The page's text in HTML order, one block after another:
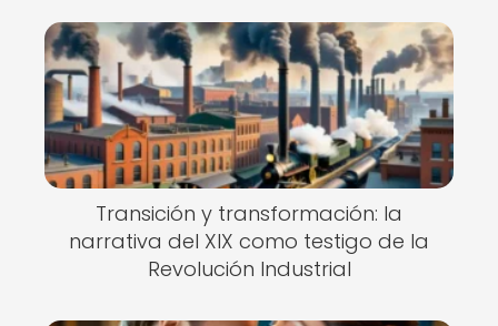
Transición y transformación: la
narrativa del XIX como testigo de la
Revolución Industrial